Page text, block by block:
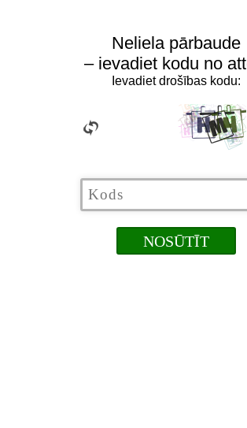
Neliela pārbaude
– ievadiet kodu no
Ievadiet drošības kodu: